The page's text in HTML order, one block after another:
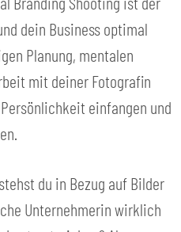
dein Business optimal
Planung, mentalen
mit deiner Fotografin
einfangen und
du in Bezug auf Bilder
Unternehmerin wirklich